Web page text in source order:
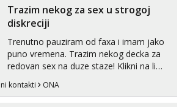
Trazim nekog za sex u strogoj
diskreciji
Trenutno pauziram od faxa i imam jako
puno vremena. Trazim nekog decka za
redovan sex na duze staze! Klikni na link
kontakti ONA